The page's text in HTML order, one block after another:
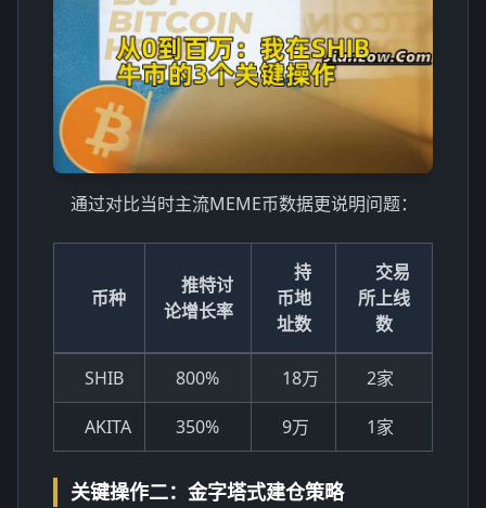
通过对比当时主流MEME币数据更说明问题：
币种
推特讨
论增长率
持
币地
址数
交易
所上线
数
SHIB 800% 18万 2家
AKITA 350% 9万 1家
关键操作二：金字塔式建仓策略